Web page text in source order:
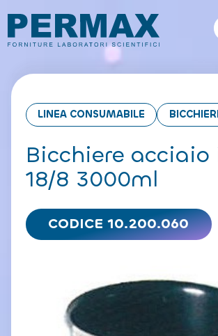
LINEA CONSUMABILE BICCHIERI
Bicchiere
18/8 3000ml
CODICE 10.200.060